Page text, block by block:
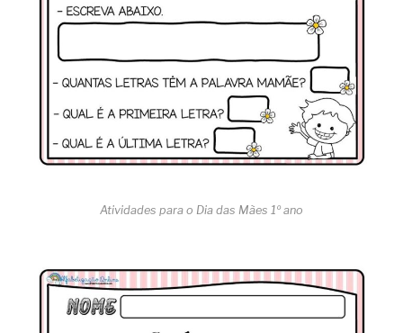
Atividades para o Dia das Mães 1º ano